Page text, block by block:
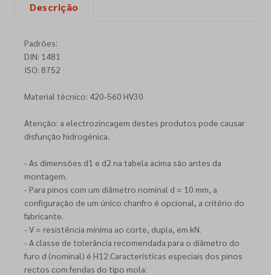
Descrição
Padrões:
DIN: 1481
ISO: 8752
Material técnico: 420-560 HV30
Atenção: a electrozincagem destes produtos pode causar
disfunção hidrogénica.
- As dimensões d1 e d2 na tabela acima são antes da
montagem.
- Para pinos com um diâmetro nominal d = 10 mm, a
configuração de um único chanfro é opcional, a critério do
fabricante.
- V = resistência mínima ao corte, dupla, em kN.
- A classe de tolerância recomendada para o diâmetro do
furo d (nominal) é H12.Características especiais dos pinos
rectos com fendas do tipo mola: